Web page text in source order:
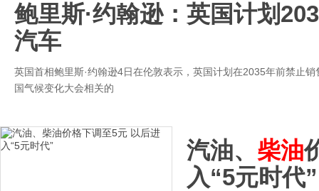
鲍里斯·约翰逊：英国计划
汽车
英国首相鲍里斯·约翰逊4日在伦敦表示，英国计划在2035年前禁止
国气候变化大会相关的
汽油、 柴油
入“5元时代”